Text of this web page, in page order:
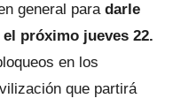
general para darle
próximo jueves 22.
en los
que partirá